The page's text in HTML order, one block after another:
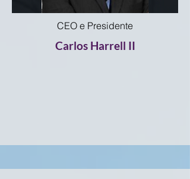
CEO e Presidente
Carlos Harrell II